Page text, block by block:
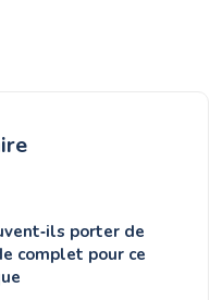
porter de
complet pour ce